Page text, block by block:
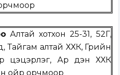
Алтай хотхон 25-31, 52Г,
Тайгам алтай ХХК, Грийн
цэцэрлэг, Ар дэн ХХК
ойр орчмоор